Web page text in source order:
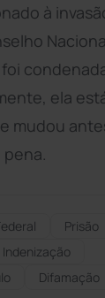
à
ela
mudou
Prisão
Indenização
Difamação